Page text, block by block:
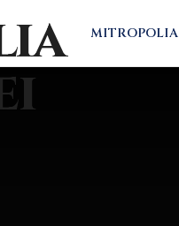
MITROPOLIA